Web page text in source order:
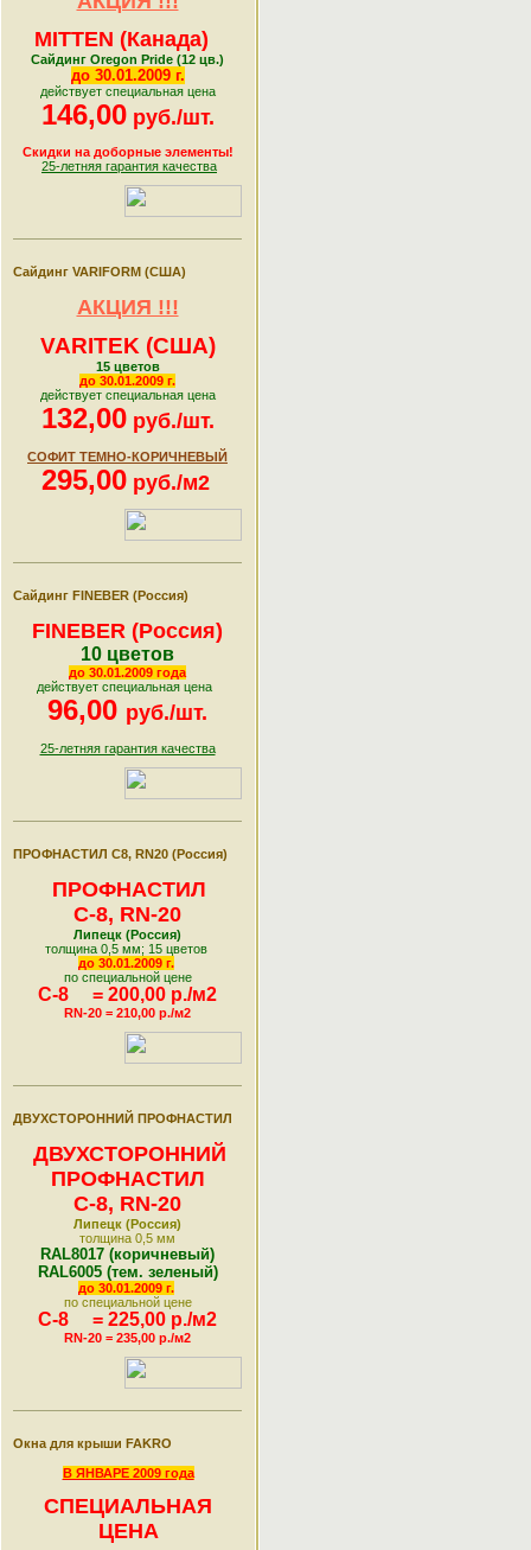
MITTEN (Канада)
Сайдинг Oregon Pride (12 цв.)
до 30.01.2009 г.
действует специальная цена
146,00руб./шт.
Скидки на доборные элементы!
25-летняя гарантия качества
Сайдинг VARIFORM (США)
АКЦИЯ !!!
VARITEK (США)
15 цветов
до 30.01.2009 г.
действует специальная цена
132,00руб./шт.
СОФИТ ТЕМНО-КОРИЧНЕВЫЙ
295,00 руб./м2
Сайдинг FINEBER (Россия)
FINEBER (Россия)
10 цветов
до 30.01.2009 года
действует специальная цена
96,00 руб./шт.
25-летняя гарантия качества
ПРОФНАСТИЛ C8, RN20 (Россия)
ПРОФНАСТИЛ
С-8, RN-20
Липецк (Россия)
толщина 0,5 мм; 15 цветов
до 30.01.2009 г.
по специальной цене
С-8 = 200,00 р./м2
RN-20 = 210,00 р./м2
ДВУХСТОРОННИЙ ПРОФНАСТИЛ
ДВУХСТОРОННИЙ
ПРОФНАСТИЛ
С-8, RN-20
Липецк (Россия)
толщина 0,5 мм
RAL8017 (коричневый)
RAL6005 (тем. зеленый)
до 30.01.2009 г.
по специальной цене
С-8 = 225,00 р./м2
RN-20 = 235,00 р./м2
Окна для крыши FAKRO
В ЯНВАРЕ 2009 года
СПЕЦИАЛЬНАЯ
ЦЕНА